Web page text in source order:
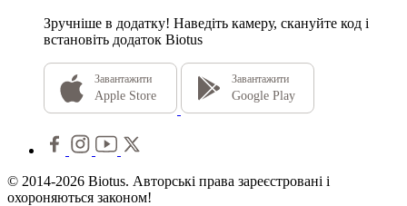
Зручніше в додатку! Наведіть камеру, скануйте код і
встановіть додаток Biotus
Завантажити
Apple Store
Завантажити
Google Play
© 2014-2026 Biotus. Авторські права зареєстровані і
охороняються законом!